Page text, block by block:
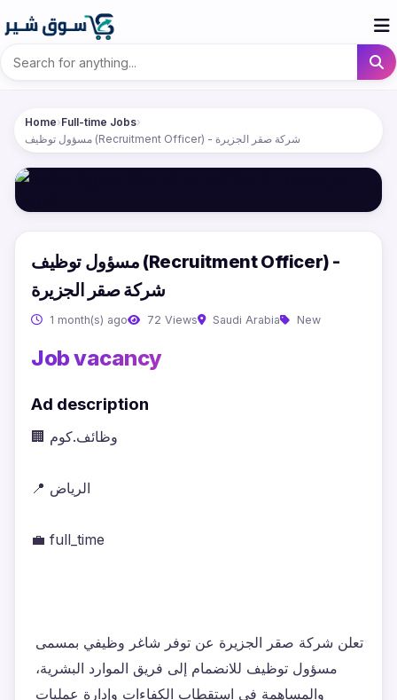
Home›Full-time Jobs›
مسؤول توظيف (Recruitment Officer) - شركة صقر الجزيرة
مسؤول توظيف (Recruitment Officer) -
شركة صقر الجزيرة
1 month(s) ago 72 Views Saudi Arabia New
Job vacancy
Ad description
🏢 وظائف.كوم
📍 الرياض
💼 full_time